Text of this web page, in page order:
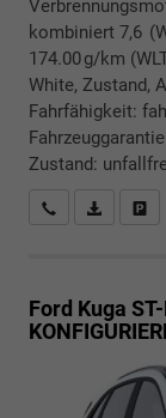
kombiniert 7,6
174.00 g/km
White, Zustand,
Fahrfähigkeit:
Zustand:
Rückrufbitte
PDF-
Ford Kuga